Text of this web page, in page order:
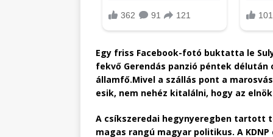
Egy friss Facebook-fotó buktatta le
fekvő Gerendás panzió péntek
államfő.Mivel a szállás pont a
esik, nem nehéz kitalálni, hogy az
A csíkszeredai hegynyeregben tartott
magas rangú magyar politikus. A